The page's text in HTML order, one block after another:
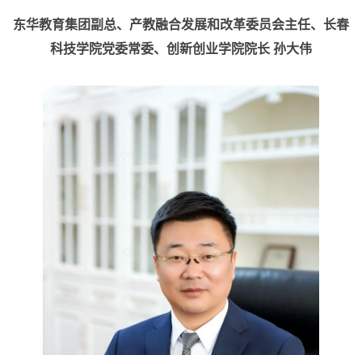
东华教育集团副总、产教融合发展和改革委员会主任、长春
科技学院党委常委、创新创业学院院长 孙大伟